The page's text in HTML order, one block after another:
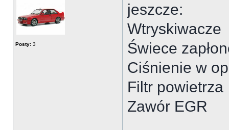
Posty: 3
jeszcze:
Wtryskiwacze
Świece
Ciśnienie w
Filtr powietrza
Zawór EGR